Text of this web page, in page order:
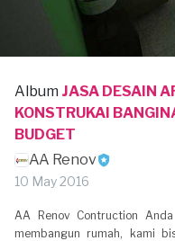
Album JASA DESAIN
KONSTRUKAI
BUDGET
AA Renov
10 May 2016
AA Renov Contruction
membangun rumah, kami